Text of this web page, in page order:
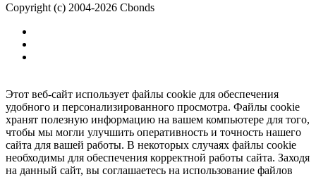
Copyright (c) 2004-2026 Cbonds
Этот веб-сайт использует файлы cookie для обеспечения
удобного и персонализированного просмотра. Файлы cookie
хранят полезную информацию на вашем компьютере для того,
чтобы мы могли улучшить оперативность и точность нашего
сайта для вашей работы. В некоторых случаях файлы cookie
необходимы для обеспечения корректной работы сайта. Заходя
на данный сайт, вы соглашаетесь на использование файлов